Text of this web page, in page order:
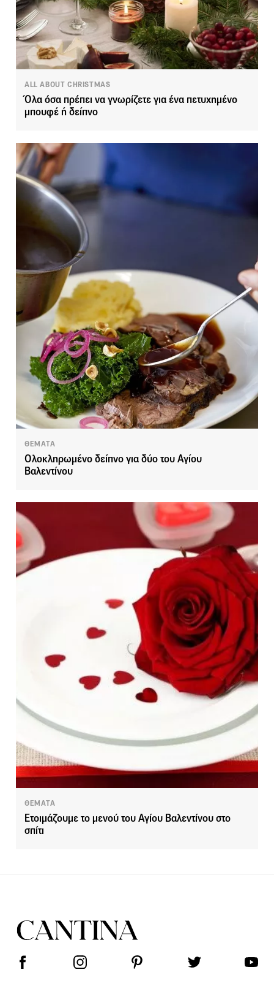
ALL ABOUT CHRISTMAS
Όλα όσα πρέπει να γνωρίζετε για ένα πετυχημένο
μπουφέ ή δείπνο
ΘΕΜΑΤΑ
Ολοκληρωμένο δείπνο για δύο του Αγίου
Βαλεντίνου
ΘΕΜΑΤΑ
Ετοιμάζουμε το μενού του Αγίου Βαλεντίνου στο
σπίτι